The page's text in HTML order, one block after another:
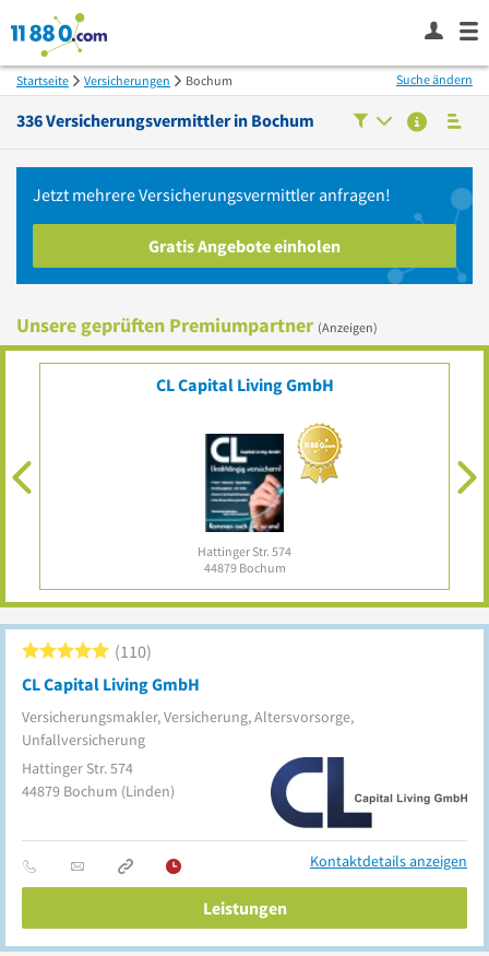
Startseite Versicherungen Bochum
336Versicherungsvermittler in Bochum
Suche ändern
Jetzt mehrereVersicherungsvermittler anfragen!
Gratis Angebote einholen
Unsere geprüften Premiumpartner (Anzeigen)
CL Capital Living GmbH
Hattinger Str. 574
44879 Bochum
CL Capital Living GmbH
Versicherungsmakler, Versicherung, Altersvorsorge,
Unfallversicherung
110
Hattinger Str. 574
44879 Bochum (Linden)
Kontaktdetails anzeigen
Leistungen